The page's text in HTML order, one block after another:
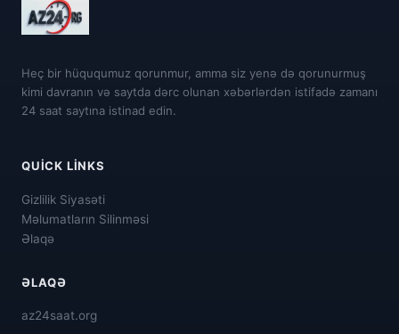
Heç bir hüququmuz qorunmur, amma siz yenə də qorunurmuş
kimi davranın və saytda dərc olunan xəbərlərdən istifadə zamanı
24 saat saytına istinad edin.
QUICK LINKS
Gizlilik Siyasəti
Məlumatların Silinməsi
Əlaqə
ƏLAQƏ
az24saat.org